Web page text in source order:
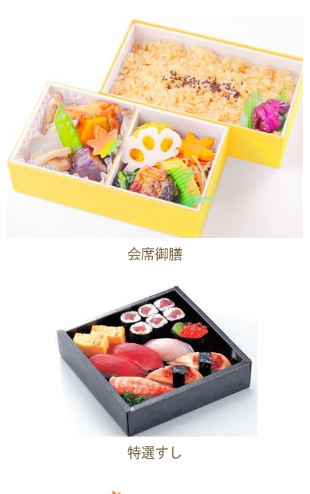
会席御膳
特選すし